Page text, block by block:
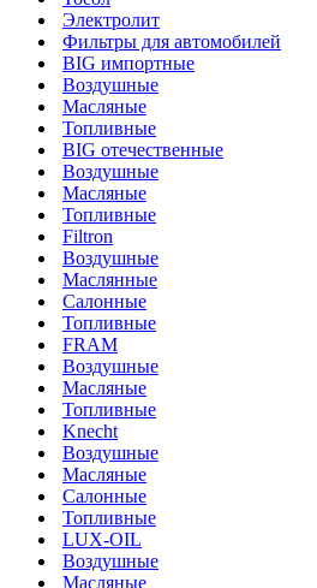
Электролит
Фильтры для автомобилей
BIG импортные
Воздушные
Масляные
Топливные
BIG отечественные
Воздушные
Масляные
Топливные
Filtron
Воздушные
Маслянные
Салонные
Топливные
FRAM
Воздушные
Масляные
Топливные
Knecht
Воздушные
Масляные
Салонные
Топливные
LUX-OIL
Воздушные
Масляные